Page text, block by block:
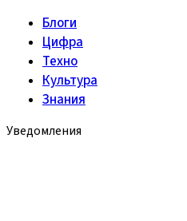
Блоги
Цифра
Техно
Культура
Знания
Уведомления